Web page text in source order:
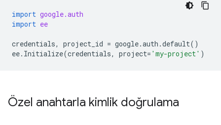
import google.auth
import ee
credentials, project_id = google.auth .default()
ee. Initialize(credentials, project= 'my-project' )
Özel anahtarla kimlik doğrulama